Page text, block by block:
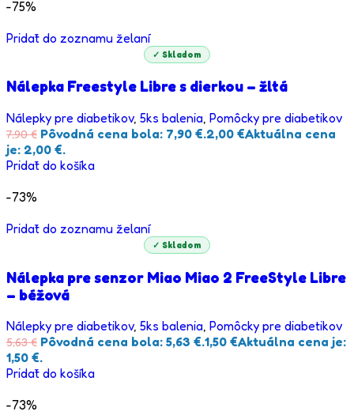
-75%
Pridať do zoznamu želaní
✓ Skladom
Nálepka Freestyle Libre s dierkou – žltá
Nálepky pre diabetikov, 5ks balenia, Pomôcky pre diabetikov
7,90€ Pôvodná cena bola: 7,90 €.2,00 €Aktuálna cena
je: 2,00 €.
Pridať do košíka
-73%
Pridať do zoznamu želaní
✓ Skladom
Nálepka pre senzor Miao Miao 2 FreeStyle Libre
– béžová
Nálepky pre diabetikov, 5ks balenia, Pomôcky pre diabetikov
5,63€ Pôvodná cena bola: 5,63 €.1,50 €Aktuálna cena je:
1,50 €.
Pridať do košíka
-73%